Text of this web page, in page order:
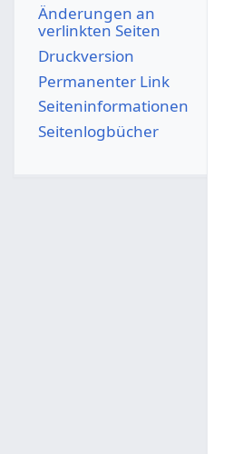
Änderungen an
verlinkten Seiten
Druckversion
Permanenter Link
Seiten­­informationen
Seitenlogbücher